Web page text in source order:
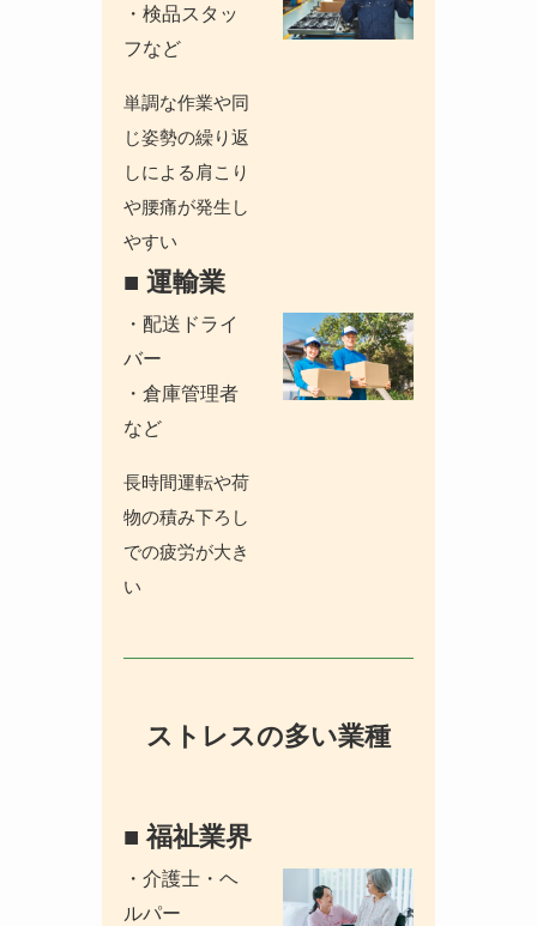
・検品スタッ
フなど
単調な作業や同
じ姿勢の繰り返
しによる肩こり
や腰痛が発生し
やすい
■ 運輸業
・配送ドライ
バー
・倉庫管理者
など
長時間運転や荷
物の積み下ろし
での疲労が大き
い
ストレスの多い業種
■ 福祉業界
・介護士・ヘ
ルパー